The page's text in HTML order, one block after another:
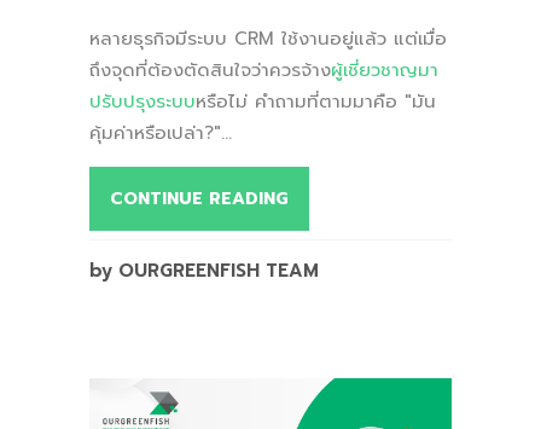
หลายธุรกิจมีระบบ CRM ใช้งานอยู่แล้ว แต่เมื่อ
ถึงจุดที่ต้องตัดสินใจว่าควรจ้างผู้เชี่ยวชาญมา
ปรับปรุงระบบหรือไม่ คำถามที่ตามมาคือ "มัน
คุ้มค่าหรือเปล่า?"...
CONTINUE READING
by OURGREENFISH TEAM